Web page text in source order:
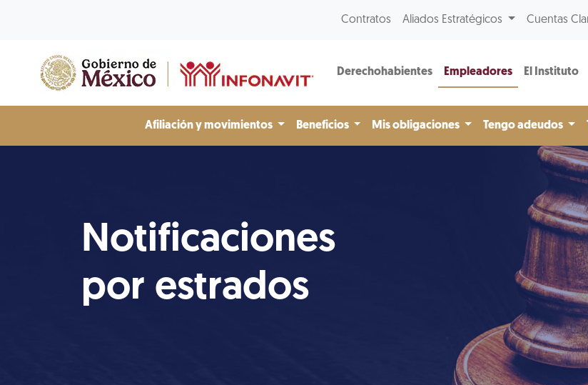
Contratos Aliados Estratégicos Cuentas
Derechohabientes Empleadores El Instituto
Afiliación y movimientos Beneficios Mis obligaciones Tengo adeudos
Notificaciones
por estrados